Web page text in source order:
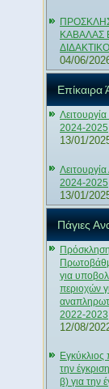
ΚΑΒΑΛΑΣ
04/06/
Επίκαιρα
2024-2025
13/01/
2024-2025
13/01/
Πάγιες
για
περιοχών
2022-2023
12/08/
Εγκύκλιος
την
β) για την